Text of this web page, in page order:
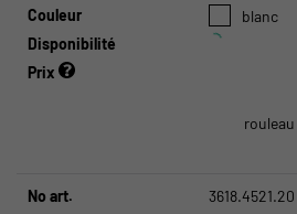
Couleur
blanc
Disponibilité
Prix
rouleau
No art.
3618.4521.20